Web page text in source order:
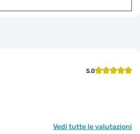
5.0
Vedi tutte le valutazioni